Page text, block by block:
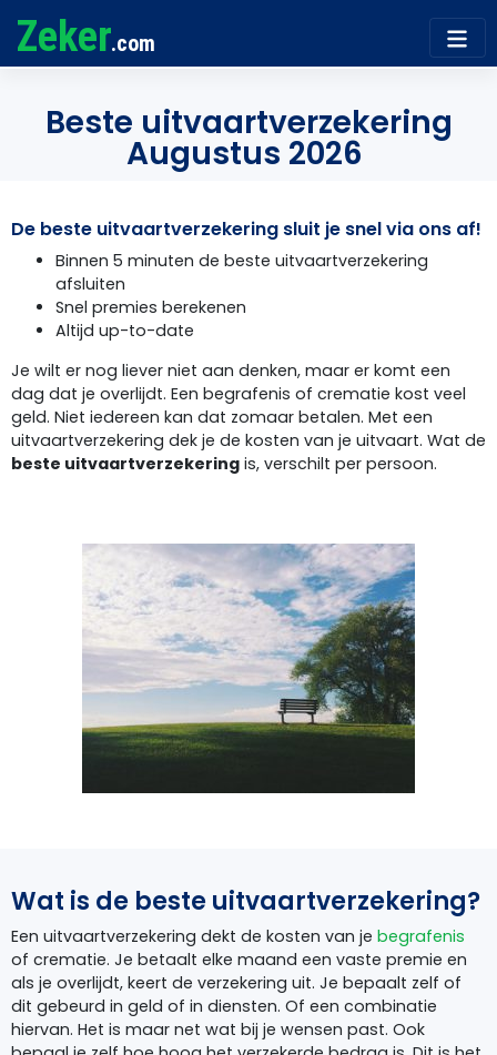
Zeker.com
Beste uitvaartverzekering
Augustus 2026
De beste uitvaartverzekering sluit je snel via ons af!
Binnen 5 minuten de beste uitvaartverzekering
afsluiten
Snel premies berekenen
Altijd up-to-date
Je wilt er nog liever niet aan denken, maar er komt een
dag dat je overlijdt. Een begrafenis of crematie kost veel
geld. Niet iedereen kan dat zomaar betalen. Met een
uitvaartverzekering dek je de kosten van je uitvaart. Wat de
beste uitvaartverzekering is, verschilt per persoon.
Wat is de beste uitvaartverzekering?
Een uitvaartverzekering dekt de kosten van je begrafenis
of crematie. Je betaalt elke maand een vaste premie en
als je overlijdt, keert de verzekering uit. Je bepaalt zelf of
dit gebeurd in geld of in diensten. Of een combinatie
hiervan. Het is maar net wat bij je wensen past. Ook